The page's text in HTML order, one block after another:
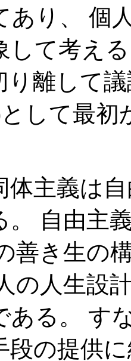
あり、 個
して考え
り離して
して最
体主義は
。 自由主
善き生の
の人生設
ある。 す
段の提供